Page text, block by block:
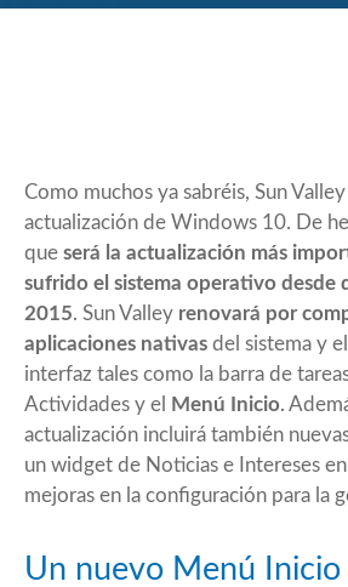
Como muchos ya sabréis, Sun Valley
actualización de Windows 10. De
que será la actualización más
sufrido el sistema operativo desde
2015. Sun Valley renovará por
aplicaciones nativas del sistema y
interfaz tales como la barra de
Actividades y el
Menú Inicio.
actualización incluirá también
un widget de Noticias e Intereses
mejoras en la configuración para la
Un nuevo Menú Inicio